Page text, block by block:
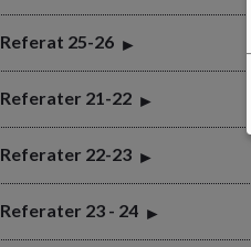
Referat 25-26
Referater 21-22
Referater 22-23
Referater 23 - 24